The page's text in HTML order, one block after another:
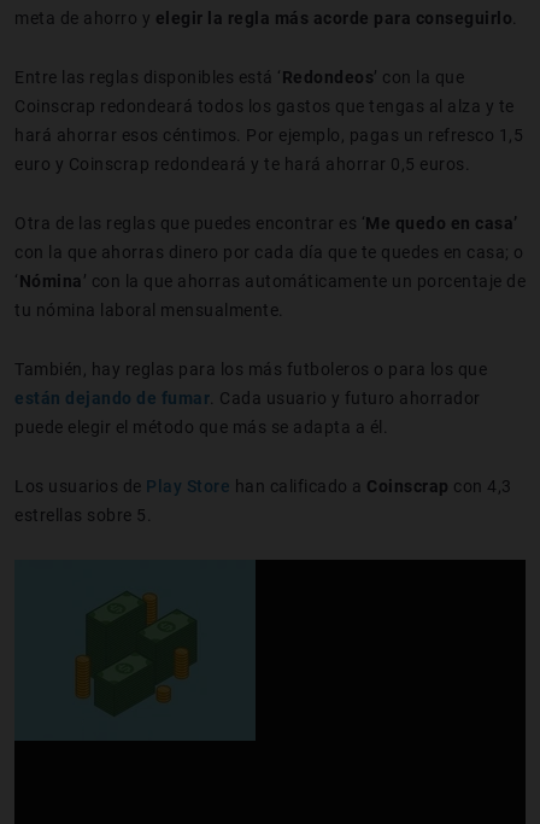
meta de ahorro y elegir la regla más acorde para conseguirlo
Entre las reglas disponibles está ‘Redondeos’ con la que
Coinscrap redondeará todos los gastos que tengas al alza y te
hará ahorrar esos céntimos. Por ejemplo, pagas un refresco 1,5
euro y Coinscrap redondeará y te hará ahorrar 0,5 euros.
Otra de las reglas que puedes encontrar es ‘Me quedo en casa’
con la que ahorras dinero por cada día que te quedes en casa; o
‘Nómina’ con la que ahorras automáticamente un porcentaje de
tu nómina laboral mensualmente.
También, hay reglas para los más futboleros o para los que
están dejando de fumar . Cada usuario y futuro ahorrador
puede elegir el método que más se adapta a él.
Los usuarios de Play Store han calificado a Coinscrap con 4,3
estrellas sobre 5.